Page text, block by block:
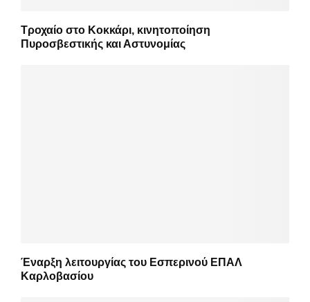
Τροχαίο στο Κοκκάρι, κινητοποίηση
Πυροσβεστικής και Αστυνομίας
Έναρξη λειτουργίας του Εσπερινού ΕΠΑΛ
Καρλοβασίου